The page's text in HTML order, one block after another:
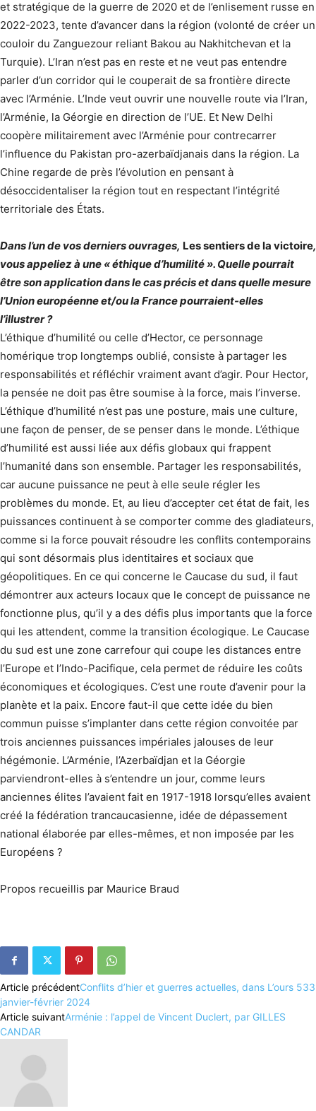
et stratégique de la guerre de 2020 et de l’enlisement russe en
2022-2023, tente d’avancer dans la région (volonté de créer un
couloir du Zanguezour reliant Bakou au Nakhitchevan et la
Turquie). L’Iran n’est pas en reste et ne veut pas entendre
parler d’un corridor qui le couperait de sa frontière directe
avec l’Arménie. L’Inde veut ouvrir une nouvelle route via l’Iran,
l’Arménie, la Géorgie en direction de l’UE. Et New Delhi
coopère militairement avec l’Arménie pour contrecarrer
l’influence du Pakistan pro-azerbaïdjanais dans la région. La
Chine regarde de près l’évolution en pensant à
désoccidentaliser la région tout en respectant l’intégrité
territoriale des États.
Dans l’un de vos derniers ouvrages, Les sentiers de la victoire,
vous appeliez à une « éthique d’humilité ». Quelle pourrait
être son application dans le cas précis et dans quelle mesure
l’Union européenne et/ou la France pourraient-elles
l’illustrer ?
L’éthique d’humilité ou celle d’Hector, ce personnage
homérique trop longtemps oublié, consiste à partager les
responsabilités et réfléchir vraiment avant d’agir. Pour Hector,
la pensée ne doit pas être soumise à la force, mais l’inverse.
L’éthique d’humilité n’est pas une posture, mais une culture,
une façon de penser, de se penser dans le monde. L’éthique
d’humilité est aussi liée aux défis globaux qui frappent
l’humanité dans son ensemble. Partager les responsabilités,
car aucune puissance ne peut à elle seule régler les
problèmes du monde. Et, au lieu d’accepter cet état de fait, les
puissances continuent à se comporter comme des gladiateurs,
comme si la force pouvait résoudre les conflits contemporains
qui sont désormais plus identitaires et sociaux que
géopolitiques. En ce qui concerne le Caucase du sud, il faut
démontrer aux acteurs locaux que le concept de puissance ne
fonctionne plus, qu’il y a des défis plus importants que la force
qui les attendent, comme la transition écologique. Le Caucase
du sud est une zone carrefour qui coupe les distances entre
l’Europe et l’Indo-Pacifique, cela permet de réduire les coûts
économiques et écologiques. C’est une route d’avenir pour la
planète et la paix. Encore faut-il que cette idée du bien
commun puisse s’implanter dans cette région convoitée par
trois anciennes puissances impériales jalouses de leur
hégémonie. L’Arménie, l’Azerbaïdjan et la Géorgie
parviendront-elles à s’entendre un jour, comme leurs
anciennes élites l’avaient fait en 1917-1918 lorsqu’elles avaient
créé la fédération trancaucasienne, idée de dépassement
national élaborée par elles-mêmes, et non imposée par les
Européens ?
Propos recueillis par Maurice Braud
Article précédentConflits d’hier et guerres actuelles, dans L’ours 533
janvier-février 2024
Article suivantArménie : l’appel de Vincent Duclert, par GILLES
CANDAR